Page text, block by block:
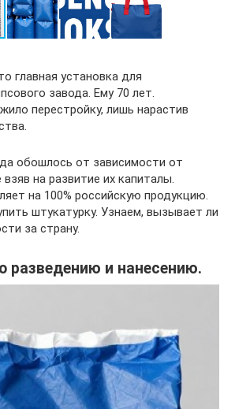
главная установка для
завода. Ему 70 лет.
перестройку, лишь нарастив
обошлось от зависимости от
на развитие их капиталы.
на 100% российскую продукцию.
штукатурку. Узнаем, вызывает ли
за страну.
разведению и нанесению.